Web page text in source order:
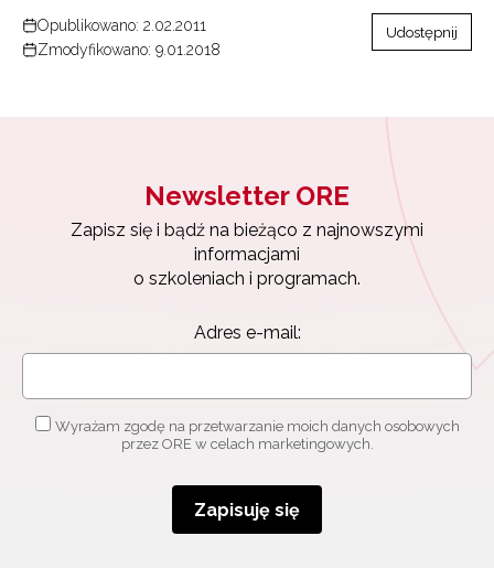
Opublikowano: 2.02.2011
Zmodyfikowano: 9.01.2018
Udostępnij
Newsletter ORE
Zapisz się i bądź na bieżąco z najnowszymi
informacjami
o szkoleniach i programach.
Adres e-mail:
Wyrażam zgodę na przetwarzanie moich danych osobowych
przez ORE w celach marketingowych.
Zapisuję się